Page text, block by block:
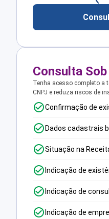
Consulta
Tenha acesso completo a
CNPJ e reduza riscos de
Confirmação de
Dados cadastrais
Situação na
Indicação de
Indicação de
Indicação de